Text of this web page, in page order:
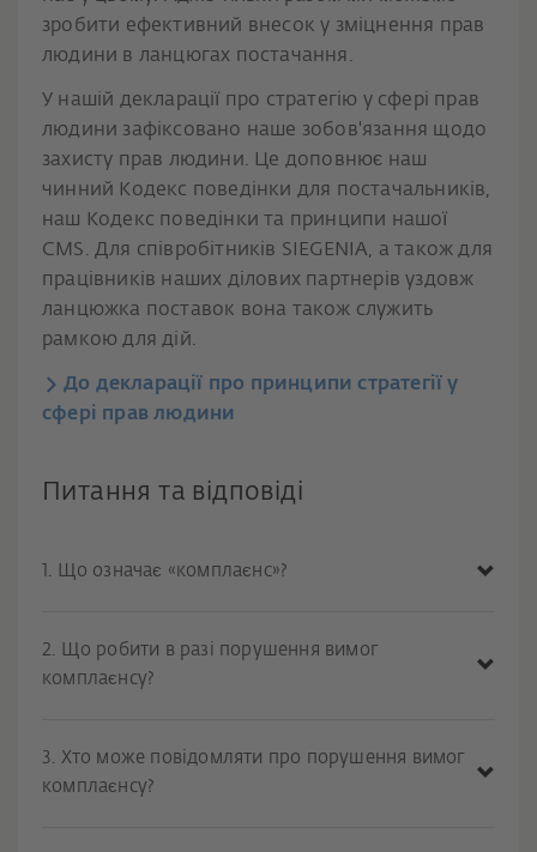
зробити ефективний внесок у зміцнення прав
людини в ланцюгах постачання.
У нашій декларації про стратегію у сфері прав
людини зафіксовано наше зобов'язання щодо
захисту прав людини. Це доповнює наш
чинний Кодекс поведінки для постачальників,
наш Кодекс поведінки та принципи нашої
CMS. Для співробітників SIEGENIA, а також для
працівників наших ділових партнерів уздовж
ланцюжка поставок вона також служить
рамкою для дій.
До декларації про принципи стратегії у
сфері прав людини
Питання та відповіді
1. Що означає «комплаєнс»?
2. Що робити в разі порушення вимог
комплаєнсу?
3. Хто може повідомляти про порушення вимог
комплаєнсу?